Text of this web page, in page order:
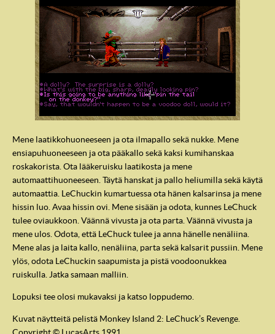
Mene laatikkohuoneeseen ja ota ilmapallo sekä nukke. Mene
ensiapuhuoneeseen ja ota pääkallo sekä kaksi kumihanskaa
roskakorista. Ota lääkeruisku laatikosta ja mene
automaattihuoneeseen. Täytä hanskat ja pallo heliumilla sekä käytä
automaattia. LeChuckin kumartuessa ota hänen kalsarinsa ja mene
hissin luo. Avaa hissin ovi. Mene sisään ja odota, kunnes LeChuck
tulee oviaukkoon. Väännä vivusta ja ota parta. Väännä vivusta ja
mene ulos. Odota, että LeChuck tulee ja anna hänelle nenäliina.
Mene alas ja laita kallo, nenäliina, parta sekä kalsarit pussiin. Mene
ylös, odota LeChuckin saapumista ja pistä voodoonukkea
ruiskulla. Jatka samaan malliin.
Lopuksi tee olosi mukavaksi ja katso loppudemo.
Kuvat näytteitä pelistä Monkey Island 2: LeChuck’s Revenge.
Copyright © LucasArts 1991.